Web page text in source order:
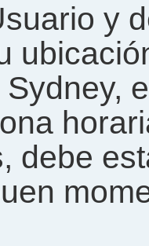
y
Sydney,
debe